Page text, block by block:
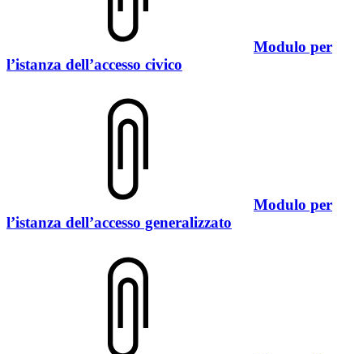
Modulo per
l’istanza dell’accesso civico
Modulo per
l’istanza dell’accesso generalizzato